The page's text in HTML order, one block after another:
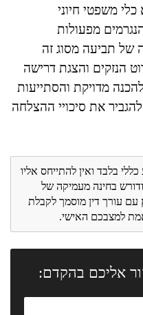
משפטי חיוני
מפעולות
של תביעה מסוג זה
הנזקים והצגת דרישה
מדויקת והסתייעות
את סיכויי ההצלחה
בלבד ואין להתייחס אליו
בחינה מעמיקה של
עם עורך דין מוסמך לקבלת
למצבכם האישי.
אליכם בהקדם: